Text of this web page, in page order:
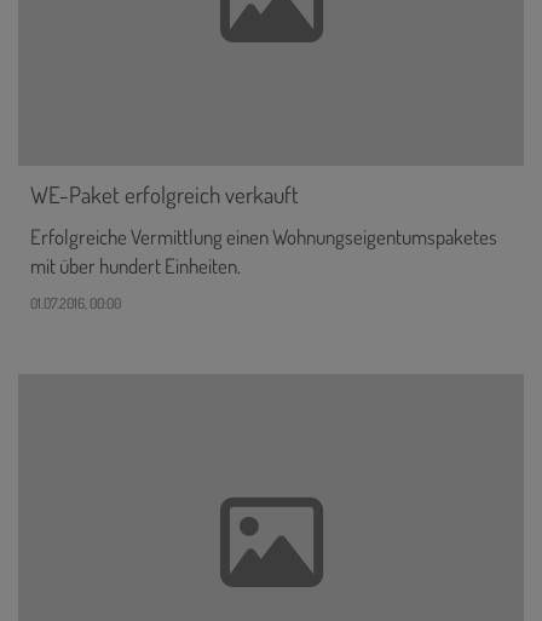
WE-Paket erfolgreich verkauft
Erfolgreiche Vermittlung einen Wohnungseigentumspaketes
mit über hundert Einheiten.
01.07.2016, 00:00